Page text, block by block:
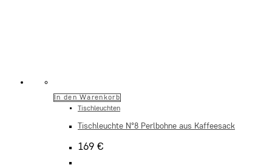
In den Warenkorb
Tischleuchten
Tischleuchte N°8 Perlbohne aus Kaffeesack
169 €